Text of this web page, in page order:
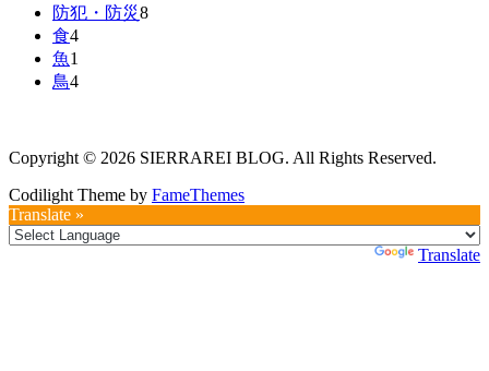
防犯・防災8
食4
魚1
鳥4
Copyright © 2026 SIERRAREI BLOG. All Rights Reserved.
Codilight Theme by FameThemes
Translate »
Translate